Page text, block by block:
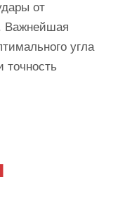
от
Важнейшая
угла
точность